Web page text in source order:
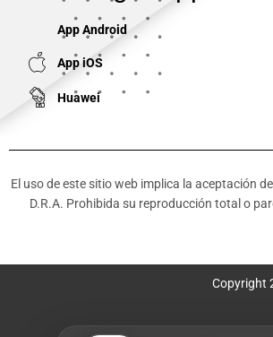
App Android
App iOS
Huawei
El uso de este sitio web implica la aceptación
D.R.A. Prohibida su reproducción total o
Copyright